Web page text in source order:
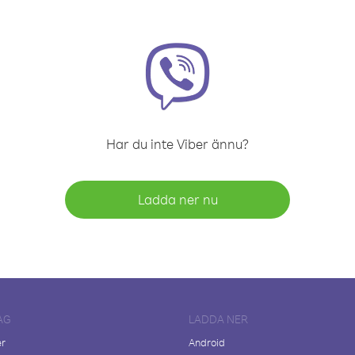
Har du inte Viber ännu?
Ladda ner nu
LADDA NER
Android